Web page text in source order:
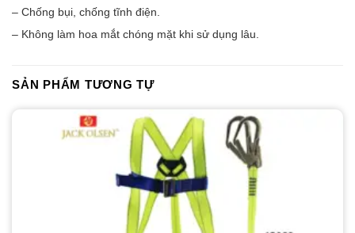
– Chống bụi, chống tĩnh điện.
– Không làm hoa mắt chóng mặt khi sử dụng lâu.
SẢN PHẨM TƯƠNG TỰ